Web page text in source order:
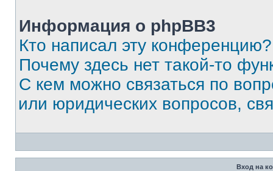
Информация о phpBB3
Кто написал эту конференцию?
Почему здесь нет такой-то
С кем можно связаться по
или юридических вопросов,
Вход на